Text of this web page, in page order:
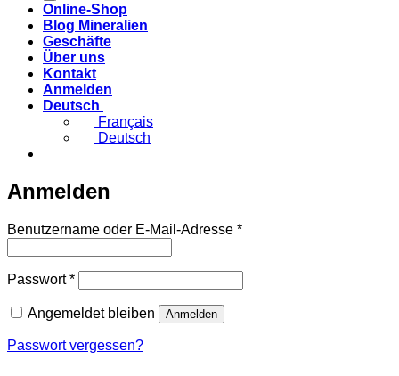
Online-Shop
Blog Mineralien
Geschäfte
Über uns
Kontakt
Anmelden
Deutsch
Français
Deutsch
Anmelden
Benutzername oder E-Mail-Adresse *Erforderlich
Passwort*Erforderlich
Angemeldet bleiben Anmelden
Passwort vergessen?